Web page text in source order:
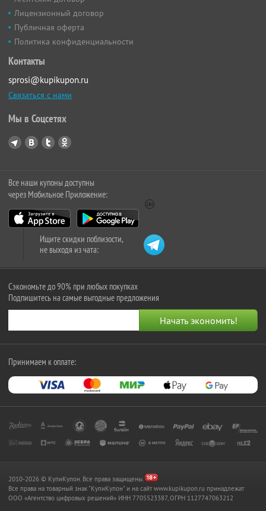
Лицензионный договор
Публичная оферта
Политика конфиденциальности
Контакты
sprosi@kupikupon.ru
Связаться с нами
Мы в Соцсетях
Все наши купоны доступны
через Мобильное Приложение:
Ищите скидки поблизости,
не выходя из чата:
Сэкономьте до 90% при любых покупках
Подпишитесь на самые выгодные предложения
Принимаем к оплате:
2010-2026 © КупиКупон. Все права защищены.
Все права на товарный знак "КупиКупон" и на сайт www.kupikupon.ru принадлежат
OOO «Агентство цифровых решений» ИНН 7705523387, ОГРН 1127747063212